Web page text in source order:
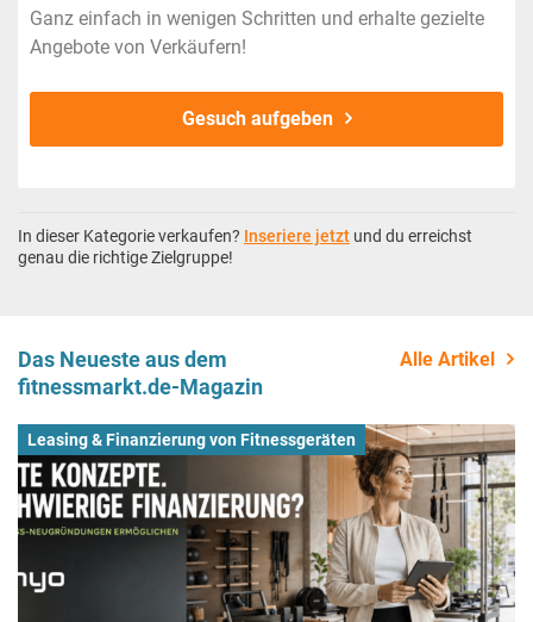
Ganz einfach in wenigen Schritten und erhalte gezielte
Angebote von Verkäufern!
Gesuch aufgeben
In dieser Kategorie verkaufen? Inseriere jetzt und du erreichst
genau die richtige Zielgruppe!
Das Neueste aus dem
fitnessmarkt.de-Magazin
Alle Artikel
Leasing & Finanzierung von Fitnessgeräten